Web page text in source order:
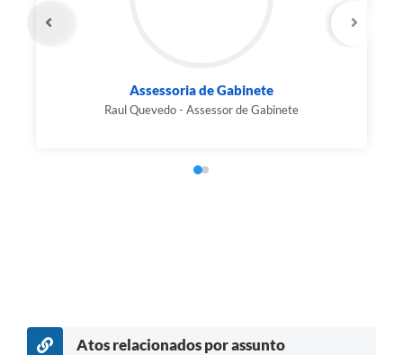
Assessoria de Gabinete
Raul Quevedo - Assessor de Gabinete
Atos relacionados por assunto